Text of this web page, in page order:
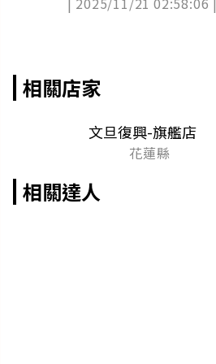
相關店家
文旦復興-旗艦店
花蓮縣
相關達人